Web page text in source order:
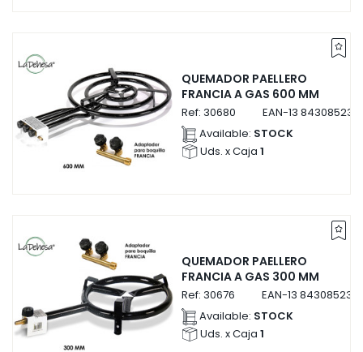
QUEMADOR PAELLERO
FRANCIA A GAS 600 MM
Ref: 30680 EAN-13
Available: STOCK
Uds. x Caja 1
QUEMADOR PAELLERO
FRANCIA A GAS 300 MM
Ref: 30676 EAN-13
Available: STOCK
Uds. x Caja 1